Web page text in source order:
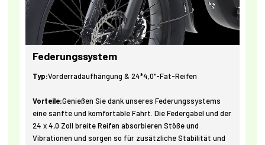
Federungssystem
Typ:Vorderradaufhängung & 24*4,0"-Fat-Reifen
Vorteile:Genießen Sie dank unseres Federungssystems
eine sanfte und komfortable Fahrt. Die Federgabel und der
24 x 4,0 Zoll breite Reifen absorbieren Stöße und
Vibrationen und sorgen so für zusätzliche Stabilität und